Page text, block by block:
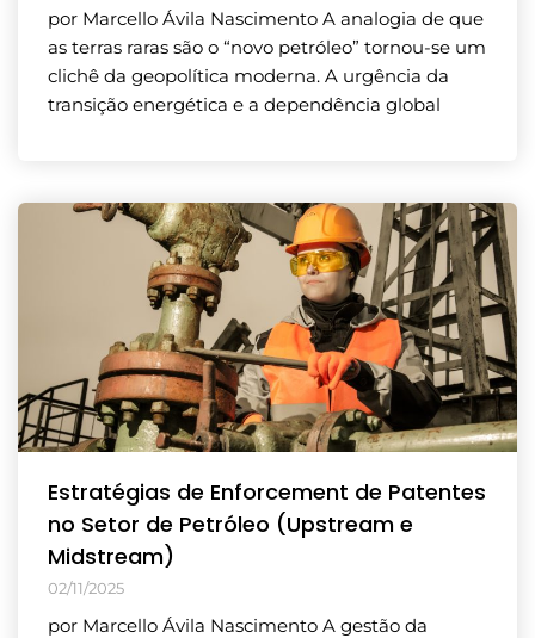
por Marcello Ávila Nascimento A analogia de que
as terras raras são o “novo petróleo” tornou-se um
clichê da geopolítica moderna. A urgência da
transição energética e a dependência global
Estratégias de Enforcement de Patentes
no Setor de Petróleo (Upstream e
Midstream)
02/11/2025
por Marcello Ávila Nascimento A gestão da